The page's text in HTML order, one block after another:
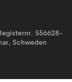
556628-
Schweden